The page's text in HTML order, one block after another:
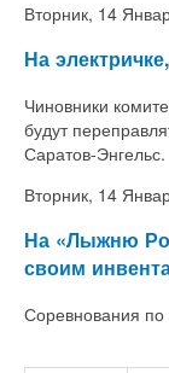
Вторник, 14
На
Чиновники
будут
Саратов-Энгельс.
Вторник, 14
На «Лыжню
своим
Соревнования по